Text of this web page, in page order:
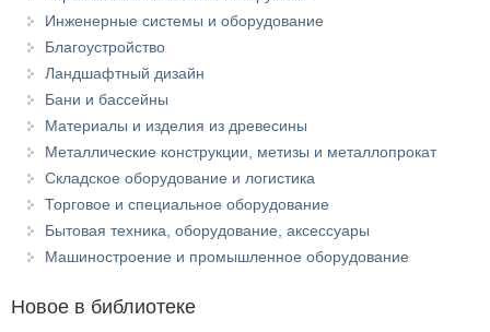
Инженерные системы и оборудование
Благоустройство
Ландшафтный дизайн
Бани и бассейны
Материалы и изделия из древесины
Металлические конструкции, метизы и металлопрокат
Складское оборудование и логистика
Торговое и специальное оборудование
Бытовая техника, оборудование, аксессуары
Машиностроение и промышленное оборудование
Новое в библиотеке